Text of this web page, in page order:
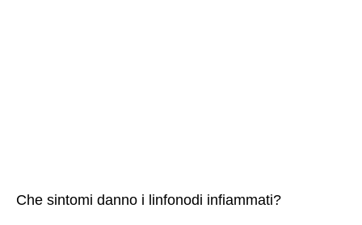
Che sintomi danno i linfonodi infiammati?